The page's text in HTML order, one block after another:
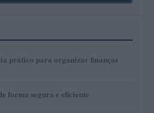
prático para organizar finanças
forma segura e eficiente